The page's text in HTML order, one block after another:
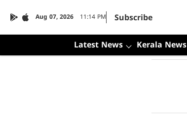
Aug 07, 2026 11:14 PM Subscribe
Latest News Kerala News